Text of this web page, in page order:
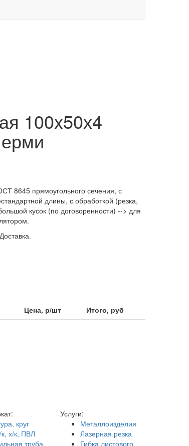
100x50х4
8645 прямоугольного сечения, с
длины, с обработкой (резка,
кусок (по договоренности) --> для
Цена, р/шт
Итого, руб
круг
к, х/к, ПВЛ
труба
Услуги:
Металлоизделия
Лазерная резка
Гибка листового